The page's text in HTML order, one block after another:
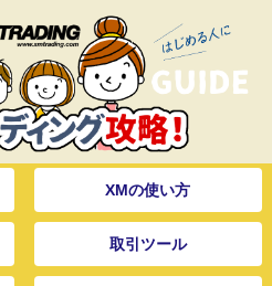
XMの使い方
取引ツール